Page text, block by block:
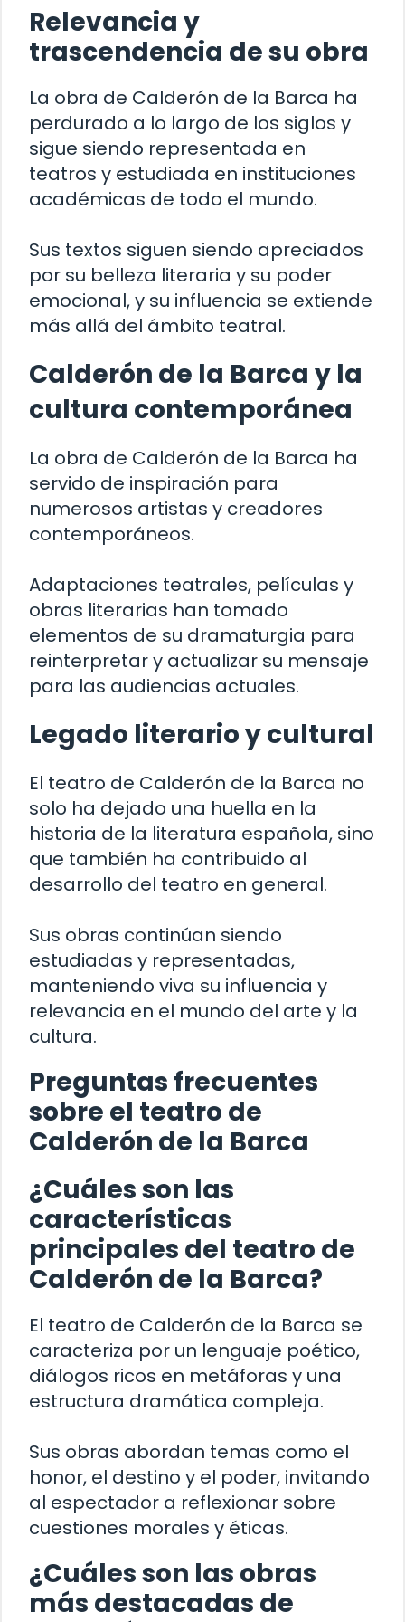
Relevancia y
trascendencia de su obra
La obra de Calderón de la Barca ha
perdurado a lo largo de los siglos y
sigue siendo representada en
teatros y estudiada en instituciones
académicas de todo el mundo.
Sus textos siguen siendo apreciados
por su belleza literaria y su poder
emocional, y su influencia se extiende
más allá del ámbito teatral.
Calderón de la Barca y la
cultura contemporánea
La obra de Calderón de la Barca ha
servido de inspiración para
numerosos artistas y creadores
contemporáneos.
Adaptaciones teatrales, películas y
obras literarias han tomado
elementos de su dramaturgia para
reinterpretar y actualizar su mensaje
para las audiencias actuales.
Legado literario y cultural
El teatro de Calderón de la Barca no
solo ha dejado una huella en la
historia de la literatura española, sino
que también ha contribuido al
desarrollo del teatro en general.
Sus obras continúan siendo
estudiadas y representadas,
manteniendo viva su influencia y
relevancia en el mundo del arte y la
cultura.
Preguntas frecuentes
sobre el teatro de
Calderón de la Barca
¿Cuáles son las
características
principales del teatro de
Calderón de la Barca?
El teatro de Calderón de la Barca se
caracteriza por un lenguaje poético,
diálogos ricos en metáforas y una
estructura dramática compleja.
Sus obras abordan temas como el
honor, el destino y el poder, invitando
al espectador a reflexionar sobre
cuestiones morales y éticas.
¿Cuáles son las obras
más destacadas de